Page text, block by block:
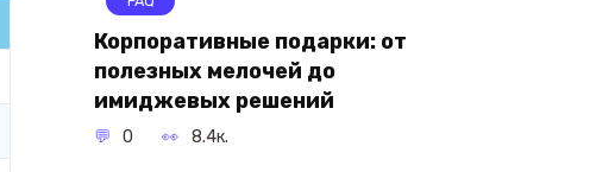
Корпоративные подарки: от
полезных мелочей до
имиджевых решений
0 8.4к.